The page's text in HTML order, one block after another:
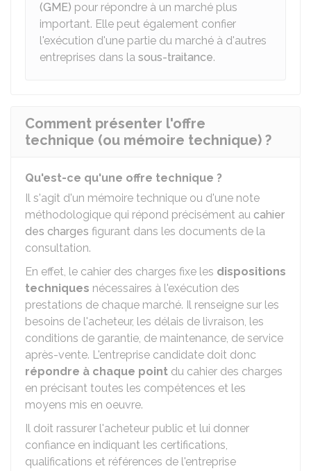
(GME) pour répondre à un marché plus
important. Elle peut également confier
l'exécution d'une partie du marché à d'autres
entreprises dans la sous-traitance.
Comment présenter l'offre
technique (ou mémoire technique) ?
Qu'est-ce qu'une offre technique ?
Il s'agit d'un mémoire technique ou d'une note
méthodologique qui répond précisément au cahier
des charges figurant dans les documents de la
consultation.
En effet, le cahier des charges fixe les dispositions
techniques nécessaires à l'exécution des
prestations de chaque marché. Il renseigne sur les
besoins de l'acheteur, les délais de livraison, les
conditions de garantie, de maintenance, de service
après-vente. L'entreprise candidate doit donc
répondre à chaque point du cahier des charges
en précisant toutes les compétences et les
moyens mis en oeuvre.
Il doit rassurer l'acheteur public et lui donner
confiance en indiquant les certifications,
qualifications et références de l'entreprise